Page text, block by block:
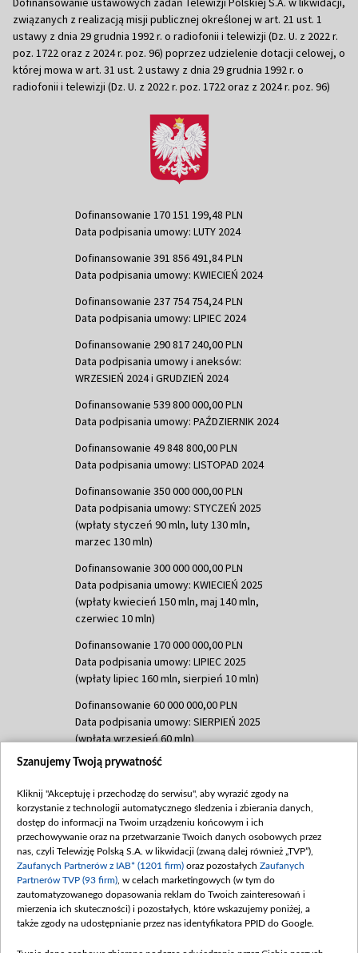
związanych z realizacją misji publicznej określonej w art. 21 ust. 1
ustawy z dnia 29 grudnia 1992 r. o radiofonii i telewizji (Dz. U. z 2022 r.
poz. 1722 oraz z 2024 r. poz. 96) poprzez udzielenie dotacji celowej, o
której mowa w art. 31 ust. 2 ustawy z dnia 29 grudnia 1992 r. o
radiofonii i telewizji (Dz. U. z 2022 r. poz. 1722 oraz z 2024 r. poz. 96)
Dofinansowanie 170 151 199,48 PLN
Data podpisania umowy: LUTY 2024
Dofinansowanie 391 856 491,84 PLN
Data podpisania umowy: KWIECIEŃ 2024
Dofinansowanie 237 754 754,24 PLN
Data podpisania umowy: LIPIEC 2024
Dofinansowanie 290 817 240,00 PLN
Data podpisania umowy i aneksów:
WRZESIEŃ 2024 i GRUDZIEŃ 2024
Dofinansowanie 539 800 000,00 PLN
Data podpisania umowy: PAŹDZIERNIK 2024
Dofinansowanie 49 848 800,00 PLN
Data podpisania umowy: LISTOPAD 2024
Dofinansowanie 350 000 000,00 PLN
Data podpisania umowy: STYCZEŃ 2025
(wpłaty styczeń 90 mln, luty 130 mln,
marzec 130 mln)
Dofinansowanie 300 000 000,00 PLN
Data podpisania umowy: KWIECIEŃ 2025
(wpłaty kwiecień 150 mln, maj 140 mln,
czerwiec 10 mln)
Dofinansowanie 170 000 000,00 PLN
Data podpisania umowy: LIPIEC 2025
(wpłaty lipiec 160 mln, sierpień 10 mln)
Dofinansowanie 60 000 000,00 PLN
Data podpisania umowy: SIERPIEŃ 2025
(wpłata wrzesień 60 mln)
Dofinansowanie 635 783 051,21 PLN
(wpłata wrzesień 100 mln, październik 350
mln, listopad 265 mln)
Dofinansowanie 48 862 000,00 PLN
Data podpisania umowy: GRUDZIEŃ 2025
(wpłata grudzień 60,548 mln)
Dofinansowanie 900 000 000,00 PLN
Data podpisania umowy: LUTY 2026 (wpłata
Szanujemy Twoją prywatność
Kliknij "Akceptuję i przechodzę do serwisu", aby wyrazić zgody na
korzystanie z technologii automatycznego śledzenia i zbierania danych,
dostęp do informacji na Twoim urządzeniu końcowym i ich
przechowywanie oraz na przetwarzanie Twoich danych osobowych przez
nas, czyli Telewizję Polską S.A. w likwidacji (zwaną dalej również „TVP”),
Zaufanych Partnerów z IAB* (1201 firm) oraz pozostałych Zaufanych
Partnerów TVP (93 firm) , w celach marketingowych (w tym do
zautomatyzowanego dopasowania reklam do Twoich zainteresowań i
mierzenia ich skuteczności) i pozostałych, które wskazujemy poniżej, a
także zgody na udostępnianie przez nas identyfikatora PPID do Google.